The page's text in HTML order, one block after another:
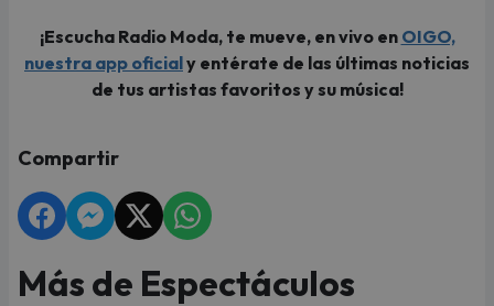
¡Escucha Radio Moda, te mueve, en vivo en OIGO,
nuestra app oficialy entérate de las últimas noticias
de tus artistas favoritos y su música!
Compartir
Más de Espectáculos